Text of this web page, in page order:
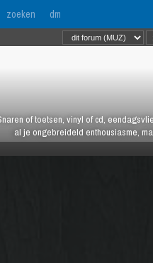
zoeken dm
of toetsen, vinyl of cd,
al je ongebreideld enthousiasme,